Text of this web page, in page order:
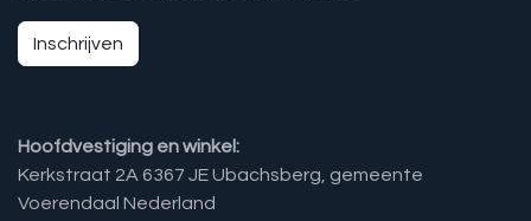
Inschrijven
Hoofdvestiging en winkel:
Kerkstraat 2A 6367 JE Ubachsberg, gemeente
Voerendaal Nederland